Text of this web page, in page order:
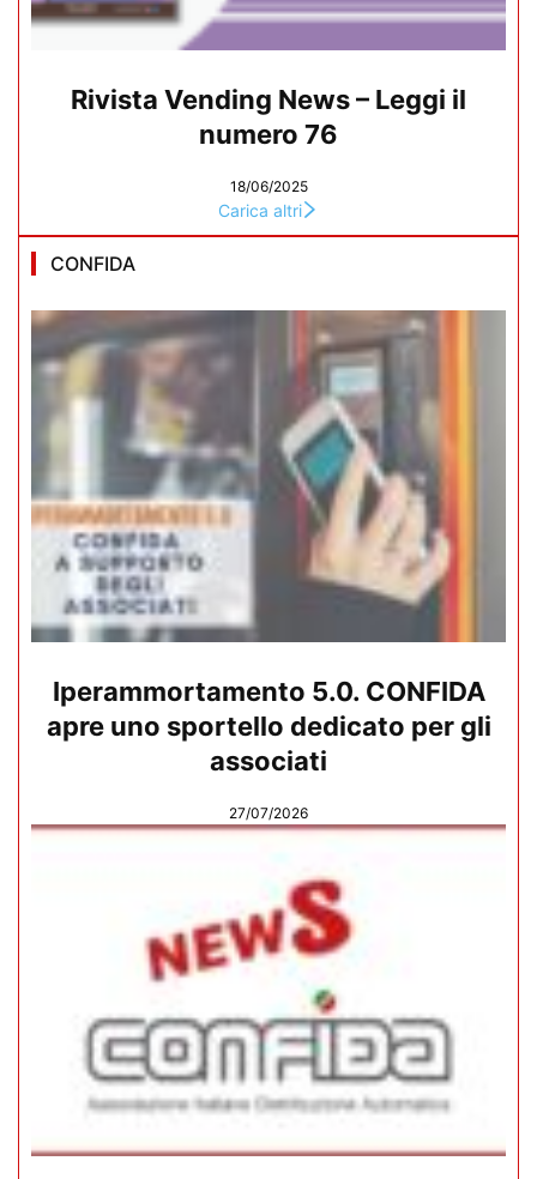
Rivista Vending News – Leggi il
numero 76
18/06/2025
Carica altri
CONFIDA
Iperammortamento 5.0. CONFIDA
apre uno sportello dedicato per gli
associati
27/07/2026